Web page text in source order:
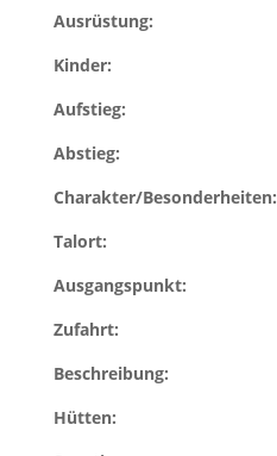
Ausrüstung:
Kinder:
Aufstieg:
Abstieg:
Charakter/Besonderheiten:
Talort:
Ausgangspunkt:
Zufahrt:
Beschreibung:
Hütten: